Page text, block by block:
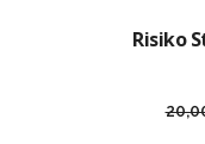
Risiko